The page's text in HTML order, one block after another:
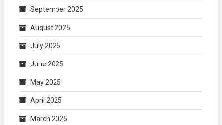
September 2025
August 2025
July 2025
June 2025
May 2025
April 2025
March 2025